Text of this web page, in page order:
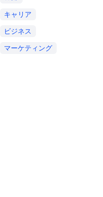
キャリア
ビジネス
マーケティング